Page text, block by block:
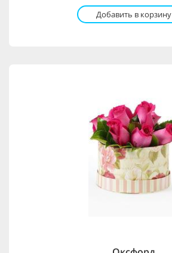
Добавить в корзину